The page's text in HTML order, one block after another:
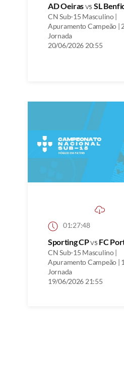
AD Oeirasvs SL
CN Sub-15 Masculino |
Apuramento Campeão |
Jornada
20/06/2026 20:55
01:27:48
Sporting CPvs FC
CN Sub-15 Masculino |
Apuramento Campeão |
Jornada
19/06/2026 21:55